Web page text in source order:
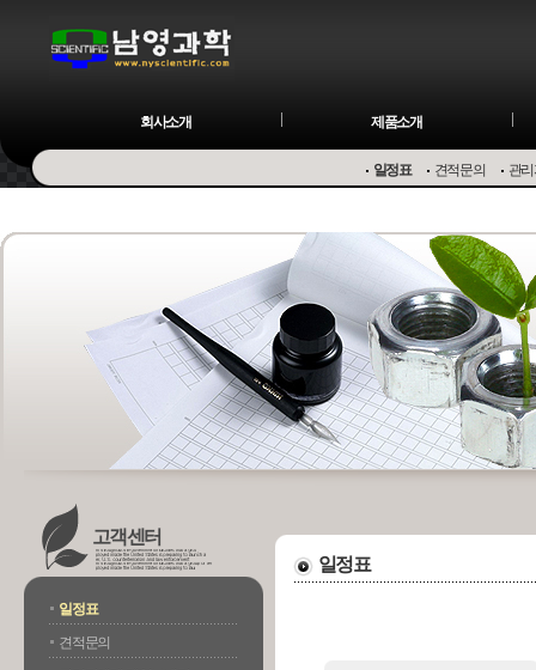
회사소개 제품소개
일정표 견적문의 관
고객센터
일정표
견적문의
일정표